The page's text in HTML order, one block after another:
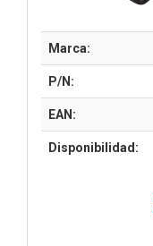
Marca:
P/N:
EAN:
Disponibilidad: